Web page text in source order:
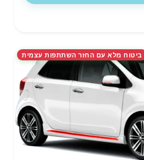
ביטוח מלא עם החזר השתתפות עצמית